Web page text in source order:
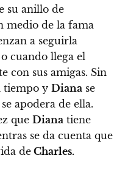
su anillo de
medio de la fama
a seguirla
cuando llega el
con sus amigas. Sin
tiempo y Diana se
apodera de ella.
que Diana tiene
se da cuenta que
de Charles.